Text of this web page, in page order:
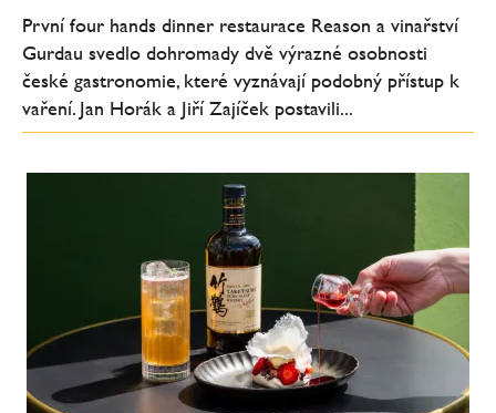
První four hands dinner restaurace Reason a vinařství
Gurdau svedlo dohromady dvě výrazné osobnosti
české gastronomie, které vyznávají podobný přístup k
vaření. Jan Horák a Jiří Zajíček postavili...